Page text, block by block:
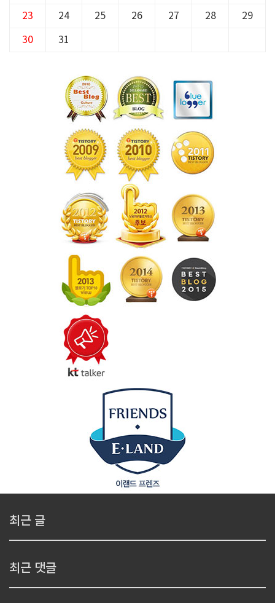
23 24 25 26 27 28 29
30 31
최근 글
최근 댓글